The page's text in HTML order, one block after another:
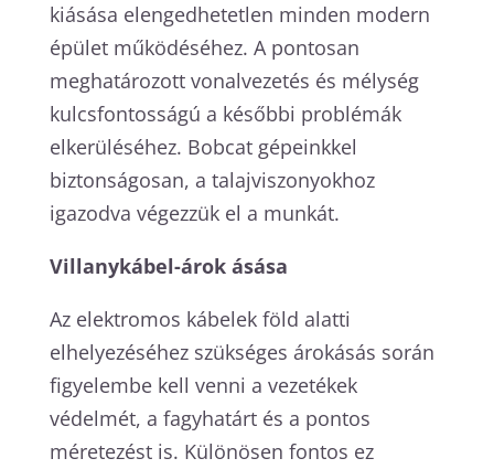
kiásása elengedhetetlen minden modern
épület működéséhez. A pontosan
meghatározott vonalvezetés és mélység
kulcsfontosságú a későbbi problémák
elkerüléséhez. Bobcat gépeinkkel
biztonságosan, a talajviszonyokhoz
igazodva végezzük el a munkát.
Villanykábel-árok ásása
Az elektromos kábelek föld alatti
elhelyezéséhez szükséges árokásás során
figyelembe kell venni a vezetékek
védelmét, a fagyhatárt és a pontos
méretezést is. Különösen fontos ez